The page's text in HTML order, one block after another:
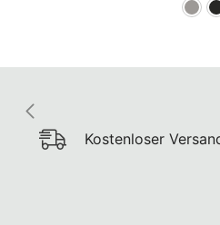
Kostenloser